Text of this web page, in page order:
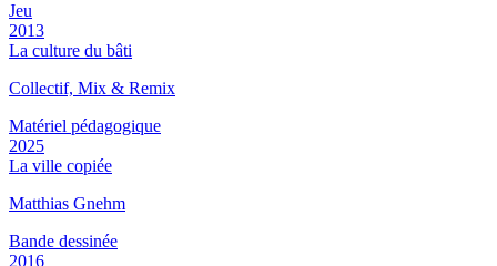
Jeu
2013
La culture du bâti
Collectif, Mix & Remix
Matériel pédagogique
2025
La ville copiée
Matthias Gnehm
Bande dessinée
2016